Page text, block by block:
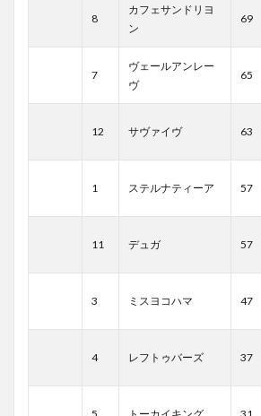
8
カフェサンドリヨ
ン
69
7
ヴェールアンレー
ヴ
65
12 サヴァイヴ 63
1 ステルナティーア 57
11 デュガ 57
3 ミスヨコハマ 47
4 レフトゥバーズ 37